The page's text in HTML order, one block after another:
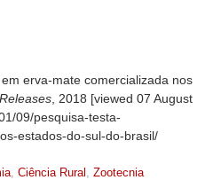
erva-mate comercializada nos
, 2018 [viewed 07 August
09/pesquisa-testa-
estados-do-sul-do-brasil/
, Ciência Rural , Zootecnia